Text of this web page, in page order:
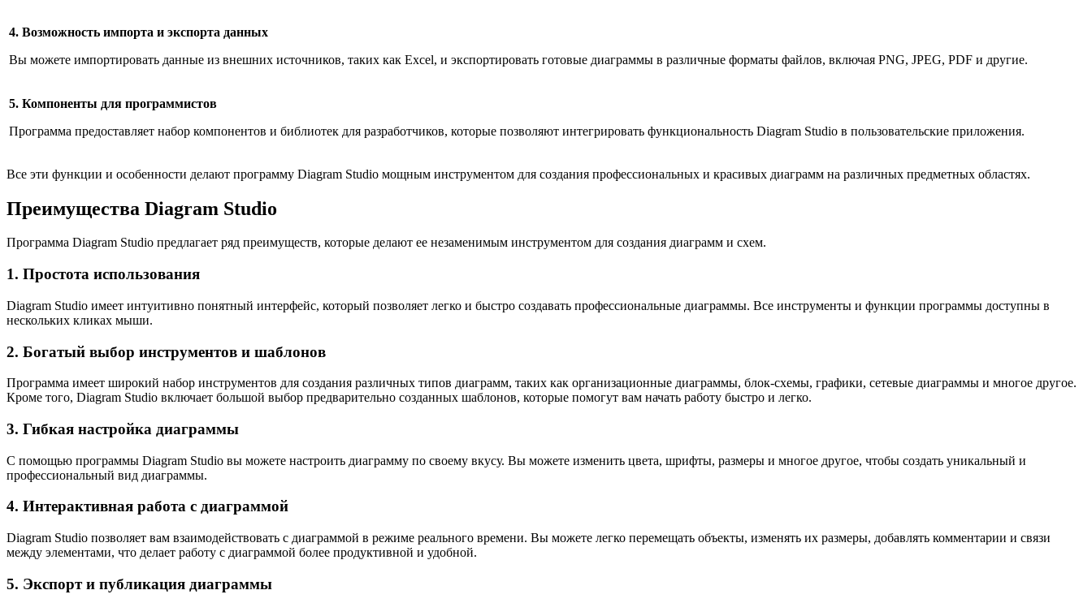
4. Возможность импорта и экспорта данных
Вы можете импортировать данные из внешних источников, таких как Excel, и экспортировать готовые диаграммы в различные форматы файлов, включая PNG, JPEG, PDF и другие.
5. Компоненты для программистов
Программа предоставляет набор компонентов и библиотек для разработчиков, которые позволяют интегрировать функциональность Diagram Studio в пользовательские приложения.
Все эти функции и особенности делают программу Diagram Studio мощным инструментом для создания профессиональных и красивых диаграмм на различных предметных областях.
Преимущества Diagram Studio
Программа Diagram Studio предлагает ряд преимуществ, которые делают ее незаменимым инструментом для создания диаграмм и схем.
1. Простота использования
Diagram Studio имеет интуитивно понятный интерфейс, который позволяет легко и быстро создавать профессиональные диаграммы. Все инструменты и функции программы доступны в
нескольких кликах мыши.
2. Богатый выбор инструментов и шаблонов
Программа имеет широкий набор инструментов для создания различных типов диаграмм, таких как организационные диаграммы, блок-схемы, графики, сетевые диаграммы и многое другое.
Кроме того, Diagram Studio включает большой выбор предварительно созданных шаблонов, которые помогут вам начать работу быстро и легко.
3. Гибкая настройка диаграммы
С помощью программы Diagram Studio вы можете настроить диаграмму по своему вкусу. Вы можете изменить цвета, шрифты, размеры и многое другое, чтобы создать уникальный и
профессиональный вид диаграммы.
4. Интерактивная работа с диаграммой
Diagram Studio позволяет вам взаимодействовать с диаграммой в режиме реального времени. Вы можете легко перемещать объекты, изменять их размеры, добавлять комментарии и связи
между элементами, что делает работу с диаграммой более продуктивной и удобной.
5. Экспорт и публикация диаграммы